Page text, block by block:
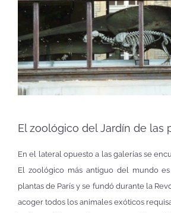
El zoológico del Jardín de las
En el lateral opuesto a las galerías se
El zoológico más antiguo del mundo
plantas de París y se fundó durante la
acoger todos los animales exóticos